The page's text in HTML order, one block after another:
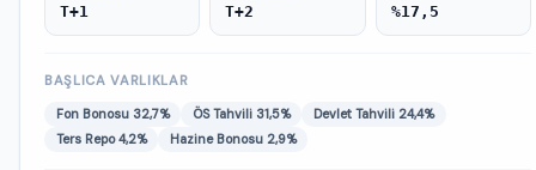
T+1 T+2 %17,5
BAŞLICA VARLIKLAR
Fon Bonosu 32,7% ÖS Tahvili 31,5%
Devlet Tahvili 24,4%
Ters Repo 4,2%
Hazine Bonosu 2,9%